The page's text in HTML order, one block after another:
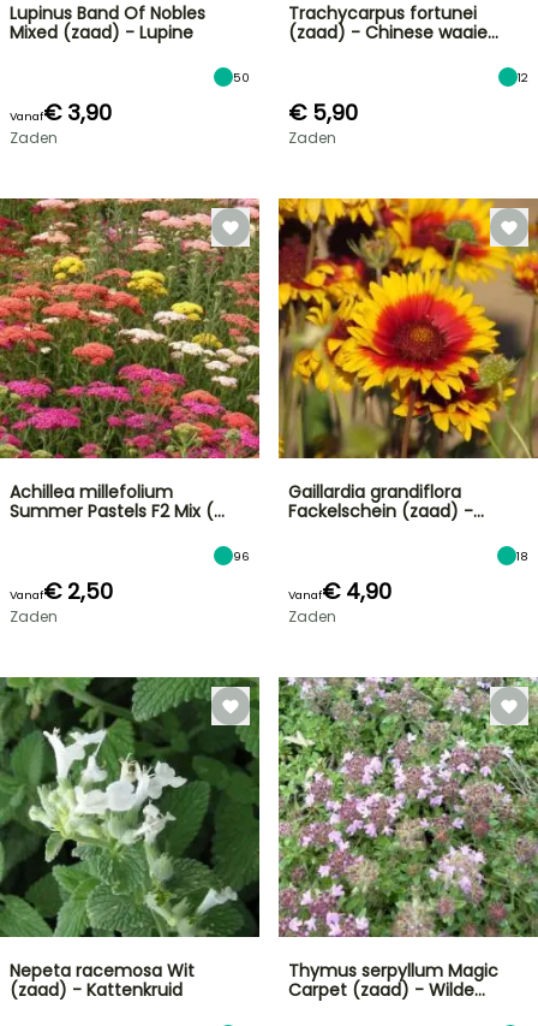
Lupinus Band Of Nobles
Mixed (zaad) - Lupine
50
Vanaf€ 3,90
Zaden
Trachycarpus fortunei
(zaad) - Chinese waaie…
12
€ 5,90
Zaden
Achillea millefolium
Summer Pastels F2 Mix (…
96
Vanaf€ 2,50
Zaden
Gaillardia grandiflora
Fackelschein (zaad) -…
18
Vanaf€ 4,90
Zaden
Nepeta racemosa Wit
(zaad) - Kattenkruid
Thymus serpyllum Magic
Carpet (zaad) - Wilde…